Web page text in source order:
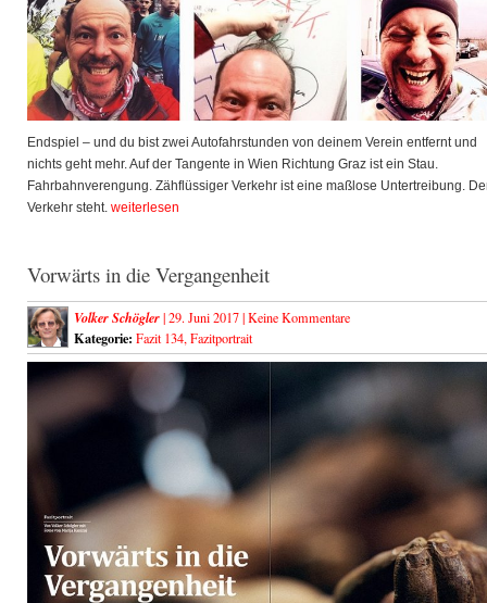
Endspiel – und du bist zwei Autofahrstunden von deinem Verein entfernt und
nichts geht mehr. Auf der Tangente in Wien Richtung Graz ist ein Stau.
Fahrbahnverengung. Zähflüssiger Verkehr ist eine maßlose Untertreibung.
Verkehr steht. weiterlesen
Vorwärts in die Vergangenheit
Volker Schögler| 29. Juni 2017 |Keine Kommentare
Kategorie: Fazit 134, Fazitportrait